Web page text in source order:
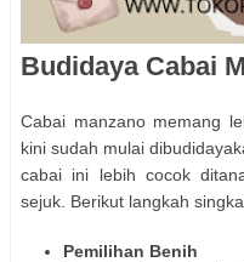
Budidaya Cabai
Cabai manzano memang
kini sudah mulai
cabai ini lebih cocok
sejuk. Berikut langkah
Pemilihan Benih